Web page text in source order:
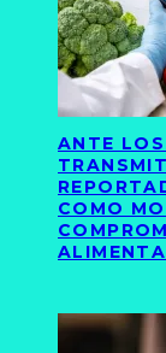
ANTE
COMO